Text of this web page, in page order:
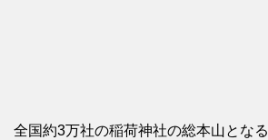
全国約3万社の稲荷神社の総本山となる